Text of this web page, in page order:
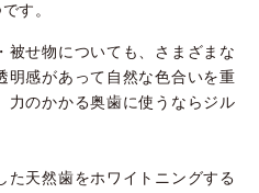
す。
被せ物についても、さまざまな
明感があって自然な色合いを重
力のかかる奥歯に使うならジル
た天然歯をホワイトニングする